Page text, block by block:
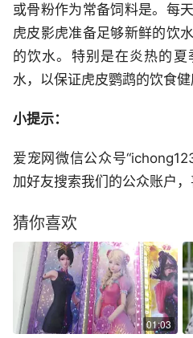
或骨粉作为常备饲料是。每
虎皮影虎准备足够新鲜的饮
的饮水。特别是在炎热的
水，以保证虎皮鹦鹉的饮食健
小提示：
爱宠网微信公众号
加好友搜索我们的公众账户，
猜你喜欢
01:03